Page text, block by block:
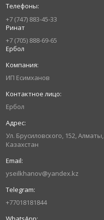
+7 (747) 883-45-33
Ринат
+7 (705) 888-69-65
Ербол
ИП Есимxанов
Ербол
Ул. Брусиловского, 152, Алматы,
Казахстан
yseilkhanov@yandex.kz
+77018181844